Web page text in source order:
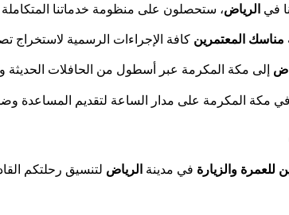
في الرياض، ستحصلون على منظومة خدماتنا
المعتمرين كافة الإجراءات الرسمية لاستخراج
إلى مكة المكرمة عبر أسطول من الحافلات الحديثة
مكة المكرمة على مدار الساعة لتقديم المساعدة
والزيارة في مدينة الرياض لتنسيق رحلتكم